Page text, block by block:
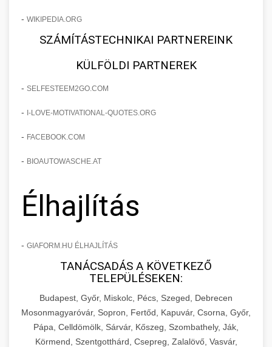
- WIKIPEDIA.ORG
SZÁMÍTÁSTECHNIKAI PARTNEREINK
KÜLFÖLDI PARTNEREK
- SELFESTEEM2GO.COM
- I-LOVE-MOTIVATIONAL-QUOTES.ORG
- FACEBOOK.COM
- BIOAUTOWASCHE.AT
Élhajlítás
- GIAFORM.HU ÉLHAJLÍTÁS
TANÁCSADÁS A KÖVETKEZŐ
TELEPÜLÉSEKEN:
Budapest, Győr, Miskolc, Pécs, Szeged, Debrecen
Mosonmagyaróvár, Sopron, Fertőd, Kapuvár, Csorna, Győr,
Pápa, Celldömölk, Sárvár, Kőszeg, Szombathely, Ják,
Körmend, Szentgotthárd, Csepreg, Zalalövő, Vasvár,